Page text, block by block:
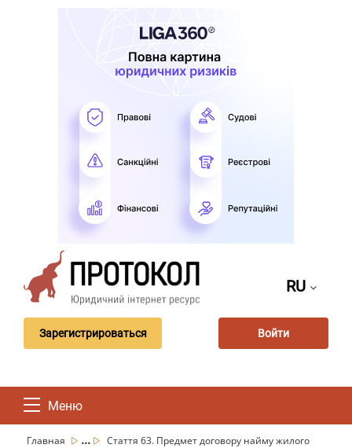
RU
Зарегистрироваться Войти
Меню
Главная ...
Стаття 63. Предмет договору найму жилого